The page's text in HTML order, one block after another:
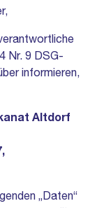
Nr. 9 DSG-
informieren,
Altdorf
„Daten“